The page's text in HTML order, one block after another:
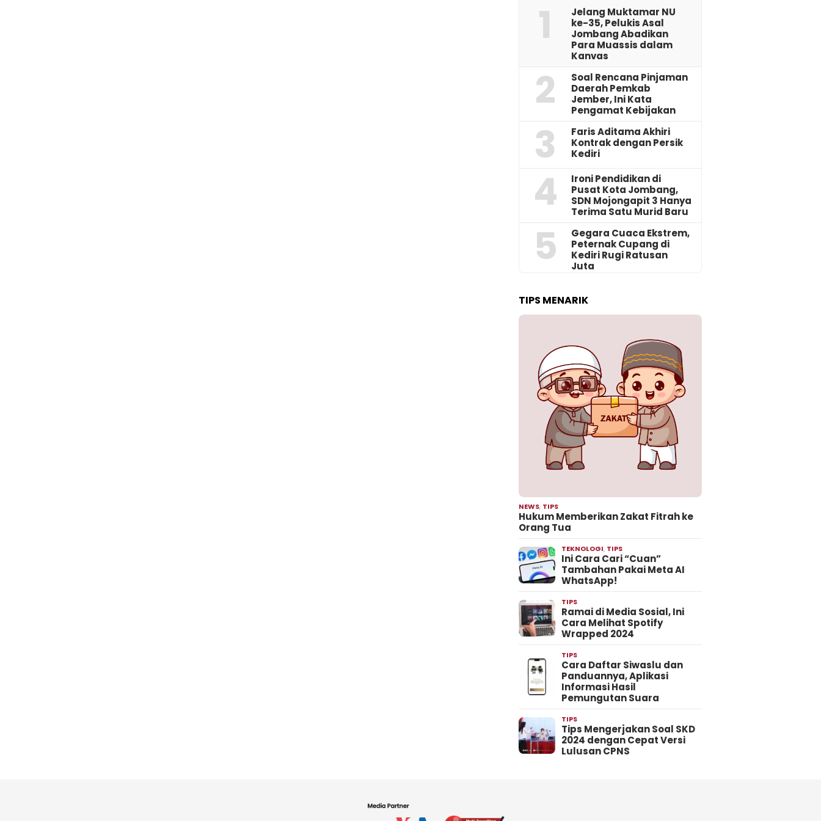
1
Jelang Muktamar NU
ke-35, Pelukis Asal
Jombang Abadikan
Para Muassis dalam
Kanvas
2
‎Soal Rencana Pinjaman
Daerah Pemkab
Jember, Ini Kata
Pengamat Kebijakan ‎
3
Faris Aditama Akhiri
Kontrak dengan Persik
Kediri
4
Ironi Pendidikan di
Pusat Kota Jombang,
SDN Mojongapit 3 Hanya
Terima Satu Murid Baru
5
‎Gegara Cuaca Ekstrem,
Peternak Cupang di
Kediri Rugi Ratusan
Juta
TIPS MENARIK
NEWS, TIPS
Hukum Memberikan Zakat Fitrah ke
Orang Tua
TEKNOLOGI, TIPS
Ini Cara Cari “Cuan”
Tambahan Pakai Meta AI
WhatsApp!
TIPS
Ramai di Media Sosial, Ini
Cara Melihat Spotify
Wrapped 2024
TIPS
Cara Daftar Siwaslu dan
Panduannya, Aplikasi
Informasi Hasil
Pemungutan Suara
TIPS
Tips Mengerjakan Soal SKD
2024 dengan Cepat Versi
Lulusan CPNS